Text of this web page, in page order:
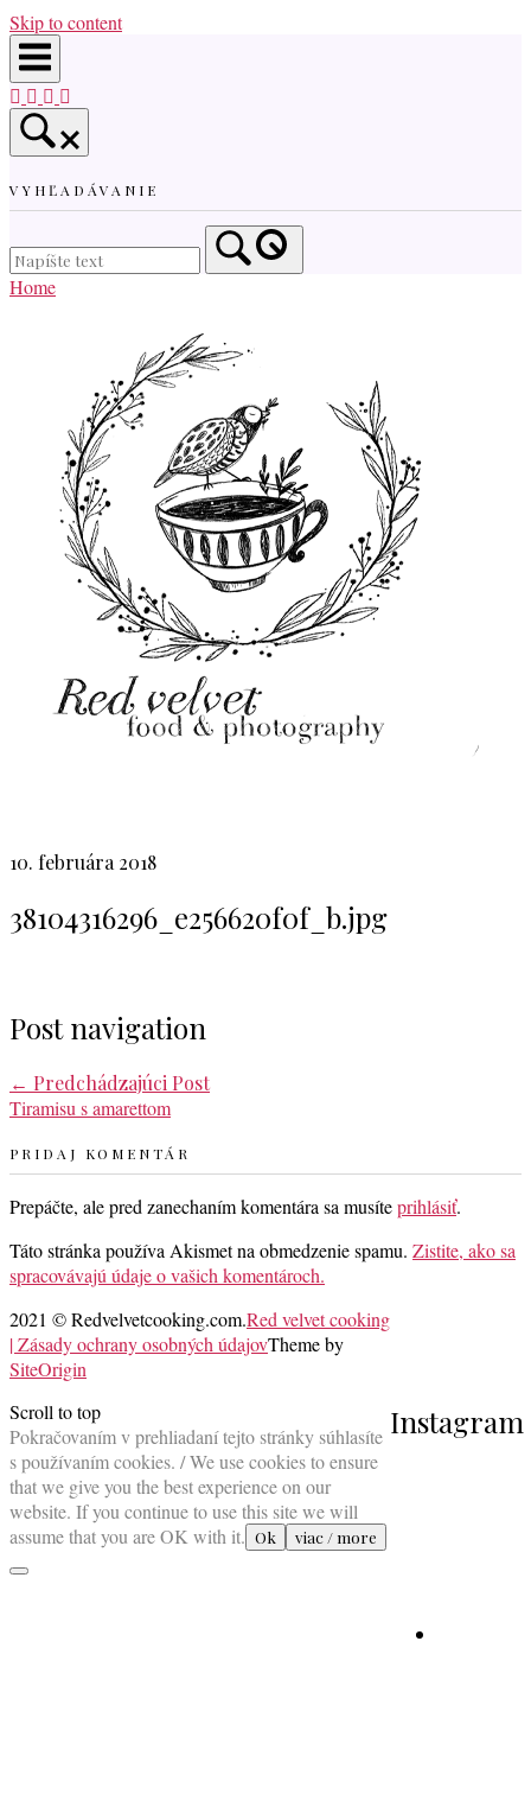
Skip to content
VYHĽADÁVANIE
Home
10. februára 2018
38104316296_e256620f0f_b.jpg
Post navigation
← Predchádzajúci Post
Tiramisu s amarettom
PRIDAJ KOMENTÁR
Prepáčte, ale pred zanechaním komentára sa musíteprihlásiť.
Táto stránka používa Akismet na obmedzenie spamu. Zistite, ako sa
spracovávajú údaje o vašich komentároch.
Instagram
2021 © Redvelvetcooking.com.Red velvet cooking
| Zásady ochrany osobných údajovTheme by
SiteOrigin
Scroll to top
Pokračovaním v prehliadaní tejto stránky súhlasíte
s používaním cookies. / We use cookies to ensure
that we give you the best experience on our
website. If you continue to use this site we will
assume that you are OK with it. Ok viac / more